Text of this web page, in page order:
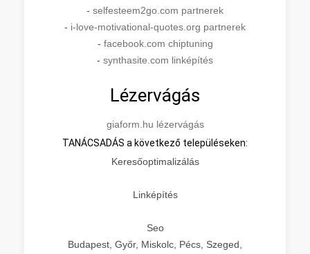
- selfesteem2go.com partnerek
- i-love-motivational-quotes.org partnerek
- facebook.com chiptuning
- synthasite.com linképítés
Lézervágás
giaform.hu lézervágás
TANÁCSADÁS a következő településeken:
Keresőoptimalizálás
Linképítés
Seo
Budapest, Győr, Miskolc, Pécs, Szeged,